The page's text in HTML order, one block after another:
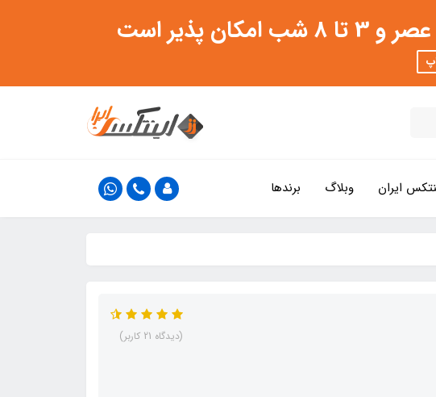
ایران وبلاگ برندها
(دیدگاه 21 کاربر)